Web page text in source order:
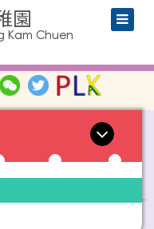
園
Kam Chuen